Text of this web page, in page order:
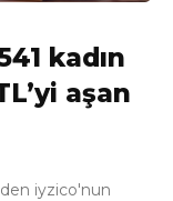
kadın
aşan
iyzico'nun